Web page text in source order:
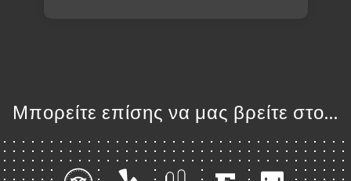
Μπορείτε επίσης να μας βρείτε στο...